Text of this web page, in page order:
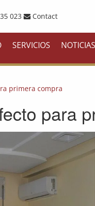
023 Contact
SERVICIOS NOTICIAS
primera compra
para